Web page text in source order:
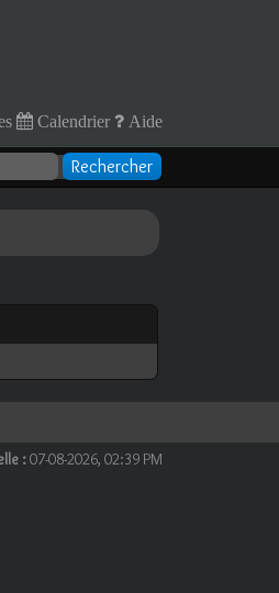
Calendrier Aide
:07-08-2026, 02:39 PM